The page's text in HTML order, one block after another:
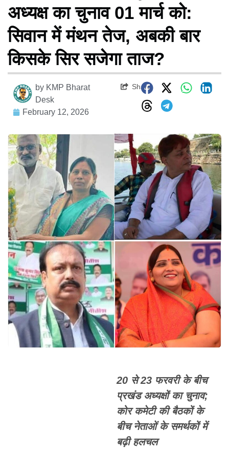
अध्यक्ष का चुनाव 01 मार्च को:
सिवान में मंथन तेज, अबकी बार
किसके सिर सजेगा ताज?
by KMP Bharat
Desk
February 12, 2026
Share
20 से 23 फरवरी के बीच
प्रखंड अध्यक्षों का चुनाव;
कोर कमेटी की बैठकों के
बीच नेताओं के समर्थकों में
बढ़ी हलचल